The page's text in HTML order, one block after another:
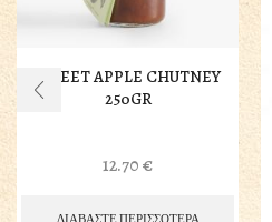
SWEET APPLE CHUTNEY
250GR
12.70€